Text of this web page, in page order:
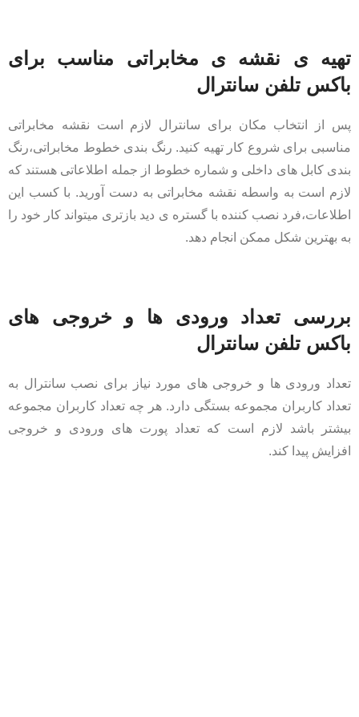
تهیه ی نقشه ی مخابراتی مناسب برای
باکس تلفن سانترال
پس از انتخاب مکان برای سانترال لازم است نقشه مخابراتی
مناسبی برای شروع کار تهیه کنید. رنگ بندی خطوط مخابراتی،رنگ
بندی کابل های داخلی و شماره خطوط از جمله اطلاعاتی هستند که
لازم است به واسطه نقشه مخابراتی به دست آورید. با کسب این
اطلاعات،فرد نصب کننده با گستره ی دید بازتری میتواند کار خود را
به بهترین شکل ممکن انجام دهد.
بررسی تعداد ورودی ها و خروجی های
باکس تلفن سانترال
تعداد ورودی ها و خروجی های مورد نیاز برای نصب سانترال به
تعداد کاربران مجموعه بستگی دارد. هر چه تعداد کاربران مجموعه
بیشتر باشد لازم است که تعداد پورت های ورودی و خروجی
افزایش پیدا کند.